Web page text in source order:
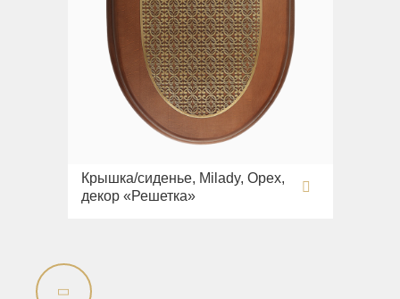
Крышка/сиденье, Milady, Орех,
декор «Решетка»